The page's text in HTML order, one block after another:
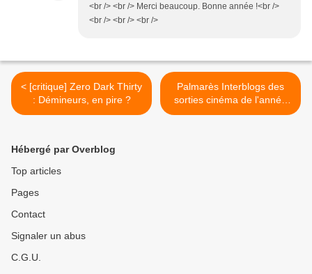
<br /> <br /> Merci beaucoup. Bonne année !<br />
<br /> <br /> <br />
< [critique] Zero Dark Thirty
: Démineurs, en pire ?
Palmarès Interblogs des
sorties cinéma de l'année
2012 >
Hébergé par Overblog
Top articles
Pages
Contact
Signaler un abus
C.G.U.